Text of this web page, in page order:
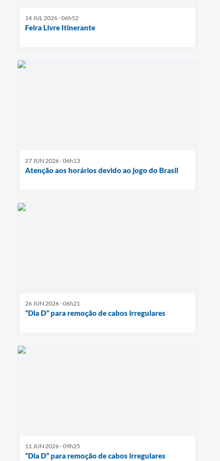
14 JUL 2026 - 06h52
Feira Livre Itinerante
27 JUN 2026 - 06h13
Atenção aos horários devido ao jogo do Brasil
26 JUN 2026 - 06h21
“Dia D” para remoção de cabos irregulares
11 JUN 2026 - 09h25
“Dia D” para remoção de cabos irregulares